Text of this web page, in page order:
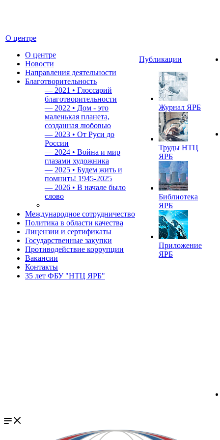
О центре
О центре
Новости
Направления деятельности
Благотворительность
— 2021 • Глоссарий
благотворительности
— 2022 • Дом - это
маленькая планета,
созданная любовью
— 2023 • От Руси до
России
— 2024 • Война и мир
глазами художника
— 2025 • Будем жить и
помнить! 1945-2025
— 2026 • В начале было
слово
Международное сотрудничество
Политика в области качества
Лицензии и сертификаты
Государственные закупки
Противодействие коррупции
Вакансии
Контакты
35 лет ФБУ "НТЦ ЯРБ"
Публикации
Журнал ЯРБ
Труды НТЦ
ЯРБ
Библиотека
ЯРБ
Приложение
ЯРБ